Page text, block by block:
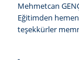
Mehmetcan
Eğitimden
teşekkürler
-